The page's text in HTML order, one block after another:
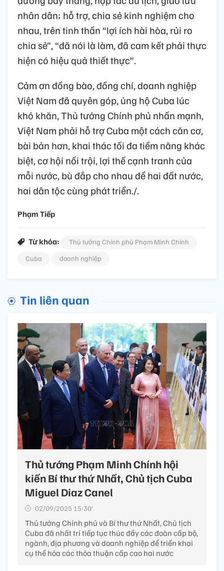
nhân dân; hỗ trợ, chia sẻ kinh nghiệm cho
nhau, trên tinh thần “lợi ích hài hòa, rủi ro
chia sẻ”, “đã nói là làm, đã cam kết phải thực
hiện có hiệu quả thiết thực”.
Cảm ơn đồng bào, đồng chí, doanh nghiệp
Việt Nam đã quyên góp, ủng hộ Cuba lúc
khó khăn, Thủ tướng Chính phủ nhấn mạnh,
Việt Nam phải hỗ trợ Cuba một cách căn cơ,
bài bản hơn, khai thác tối đa tiềm năng khác
biệt, cơ hội nổi trội, lợi thế cạnh tranh của
mỗi nước, bù đắp cho nhau để hai đất nước,
hai dân tộc cùng phát triển./.
Phạm Tiếp
Từ khóa:
Thủ tướng Chính phủ Phạm Minh Chính
Cuba
doanh nghiệp
Tin liên quan
Thủ tướng Phạm Minh Chính hội
kiến Bí thư thứ Nhất, Chủ tịch Cuba
Miguel Diaz Canel
02/09/2025 15:30’
Thủ tướng Chính phủ và Bí thư thứ Nhất, Chủ tịch
Cuba đã nhất trí tiếp tục thúc đẩy các đoàn cấp bộ,
ngành, địa phương và doanh nghiệp để triển khai
cụ thể hóa các thỏa thuận cấp cao hai nước